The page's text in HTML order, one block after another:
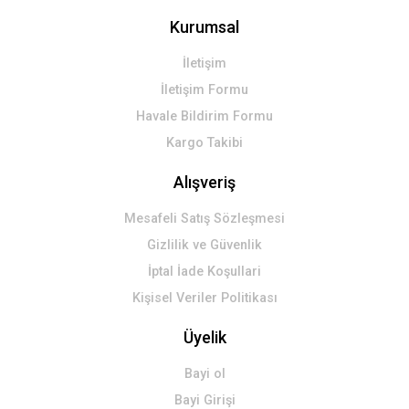
Kurumsal
İletişim
İletişim Formu
Havale Bildirim Formu
Kargo Takibi
Alışveriş
Mesafeli Satış Sözleşmesi
Gizlilik ve Güvenlik
İptal İade Koşullari
Kişisel Veriler Politikası
Üyelik
Bayi ol
Bayi Girişi